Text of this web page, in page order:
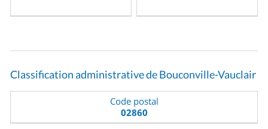
Classification administrative de Bouconville-Vauclair
Code postal
02860